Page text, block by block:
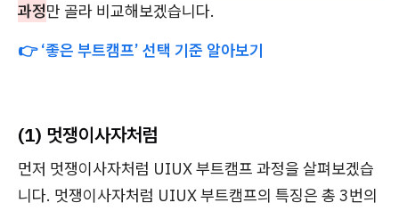
과정만 골라 비교해보겠습니다.
👉 ‘좋은 부트캠프’ 선택 기준 알아보기
(1) 멋쟁이사자처럼
먼저 멋쟁이사자처럼 UIUX 부트캠프 과정을 살펴보겠습
니다. 멋쟁이사자처럼 UIUX 부트캠프의 특징은 총 3번의